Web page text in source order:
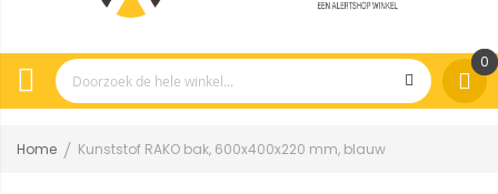
0
Home Kunststof RAKO bak, 600x400x220 mm, blauw